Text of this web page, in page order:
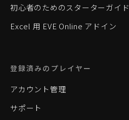
初心者のためのスターターガイド
Excel 用 EVE Online アドイン
登録済みのプレイヤー
アカウント管理
サポート